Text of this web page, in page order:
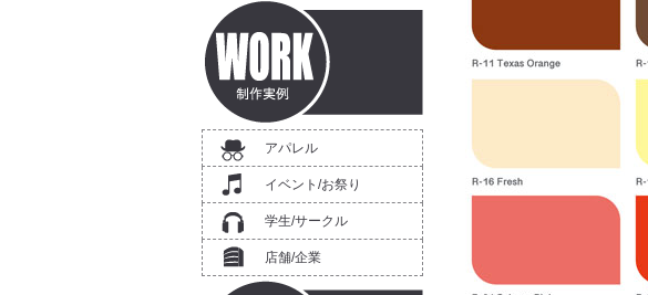
アパレル
イベント/お祭り
学生/サークル
店舗/企業